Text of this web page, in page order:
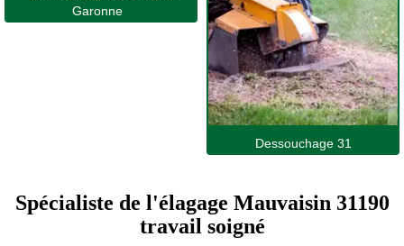
Garonne
Dessouchage 31
Spécialiste de l'élagage Mauvaisin 31190
travail soigné